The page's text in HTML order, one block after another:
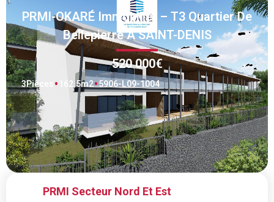
PRMI-OKARÉ Immobilier – T3 Quartier De
Bellepierre À SAINT-DENIS
520 000€
Pièces
3 m2
162.5 5906-L09-1004
PRMI Secteur Nord Et Est